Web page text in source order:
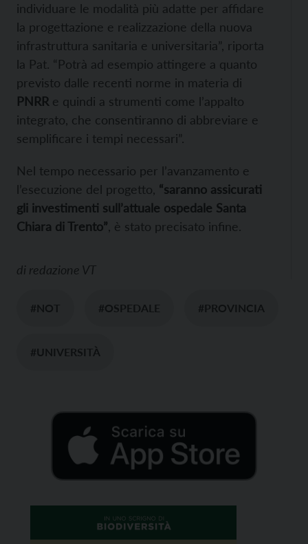
individuare le modalità più adatte per affidare
la progettazione e realizzazione della nuova
infrastruttura sanitaria e universitaria”, riporta
la Pat. “Potrà ad esempio attingere a quanto
previsto dalle recenti norme in materia di
PNRR e quindi a strumenti come l’appalto
integrato, che consentiranno di abbreviare e
semplificare i tempi necessari”.
Nel tempo necessario per l’avanzamento e
l’esecuzione del progetto, “saranno assicurati
gli investimenti sull’attuale ospedale Santa
Chiara di Trento” , è stato precisato infine.
di redazione VT
#NOT #OSPEDALE #PROVINCIA
#UNIVERSITÀ